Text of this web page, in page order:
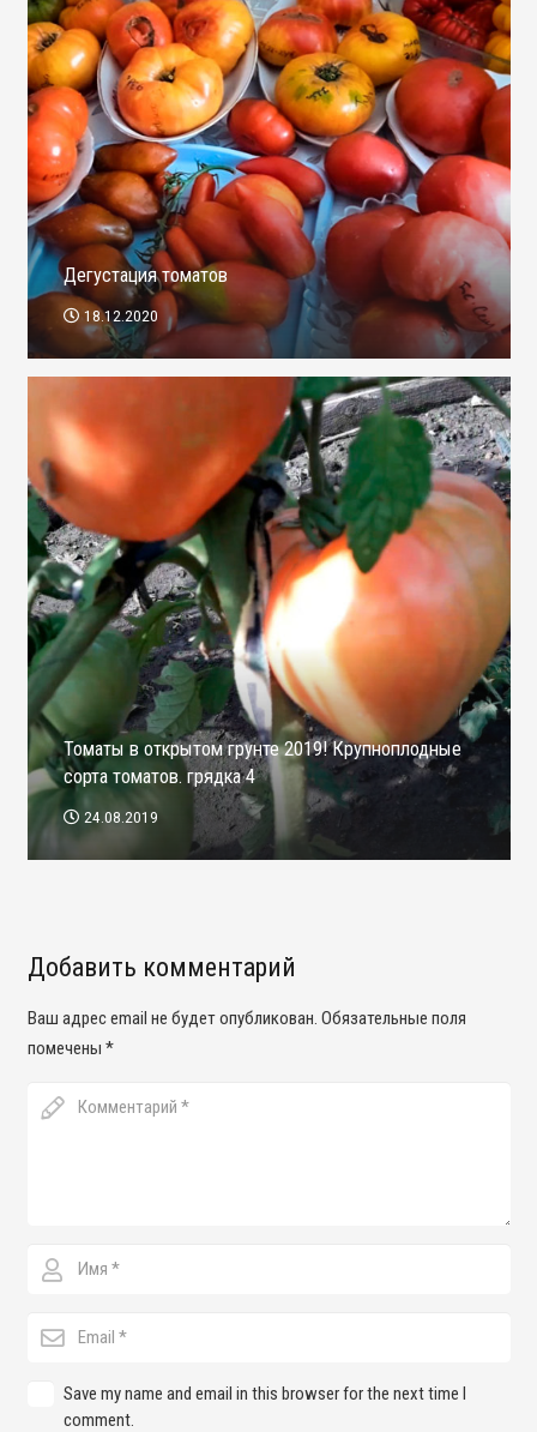
Дегустация томатов
18.12.2020
Томаты в открытом грунте 2019! Крупноплодные
сорта томатов. грядка 4
24.08.2019
Добавить комментарий
Ваш адрес email не будет опубликован. Обязательные поля
помечены *
Save my name and email in this browser for the next time I
comment.